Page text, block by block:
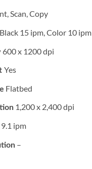
Scan, Copy
Black 15 ipm, Color 10 ipm
600 x 1200 dpi
Yes
Flatbed
1,200 x 2,400 dpi
9.1 ipm
–